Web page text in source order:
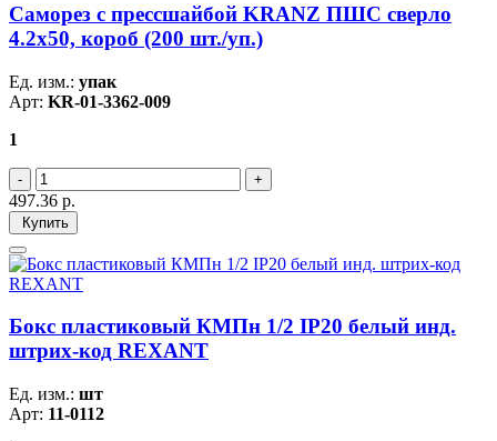
Саморез с прессшайбой KRANZ ПШС сверло
4.2х50, короб (200 шт./уп.)
Ед. изм.: упак
Арт: KR-01-3362-009
1
497.36 р.
Купить
Бокс пластиковый КМПн 1/2 IP20 белый инд.
штрих-код REXANT
Ед. изм.: шт
Арт: 11-0112